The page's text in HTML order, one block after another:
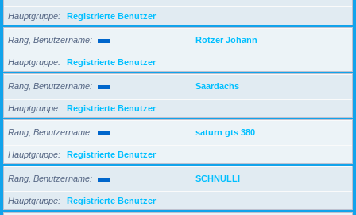
Hauptgruppe Registrierte Benutzer
Rang, Benutzername Rötzer Johann
Hauptgruppe Registrierte Benutzer
Rang, Benutzername Saardachs
Hauptgruppe Registrierte Benutzer
Rang, Benutzername saturn gts 380
Hauptgruppe Registrierte Benutzer
Rang, Benutzername SCHNULLI
Hauptgruppe Registrierte Benutzer